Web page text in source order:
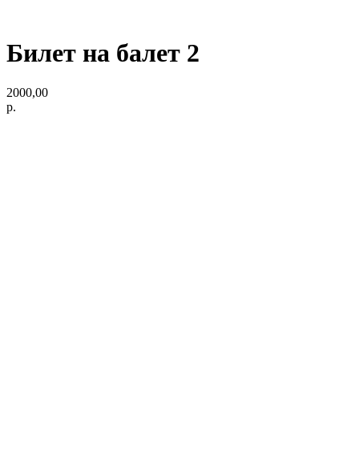
Билет на балет 2
2000,00
р.